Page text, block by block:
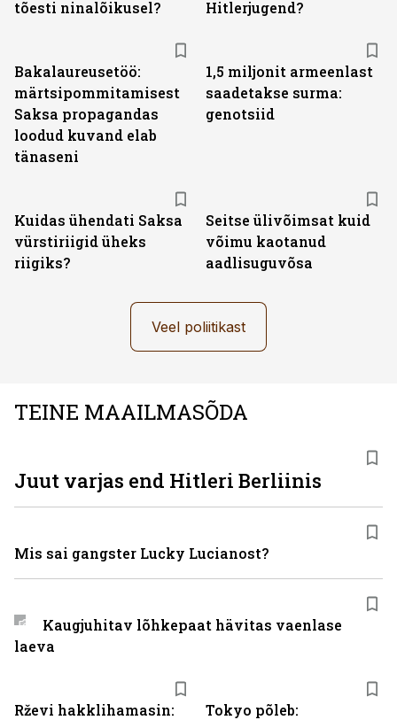
tõesti ninalõikusel?
Hitlerjugend?
Bakalaureusetöö:
märtsipommitamisest
Saksa propagandas
loodud kuvand elab
tänaseni
1,5 miljonit armeenlast
saadetakse surma:
genotsiid
Kuidas ühendati Saksa
vürstiriigid üheks
riigiks?
Seitse ülivõimsat kuid
võimu kaotanud
aadlisuguvõsa
Veel poliitikast
TEINE MAAILMASÕDA
Rževi hakklihamasin: Tokyo põleb:
Juut varjas end Hitleri Berliinis
Mis sai gangster Lucky Lucianost?
Kaugjuhitav lõhkepaat hävitas vaenlase
laeva